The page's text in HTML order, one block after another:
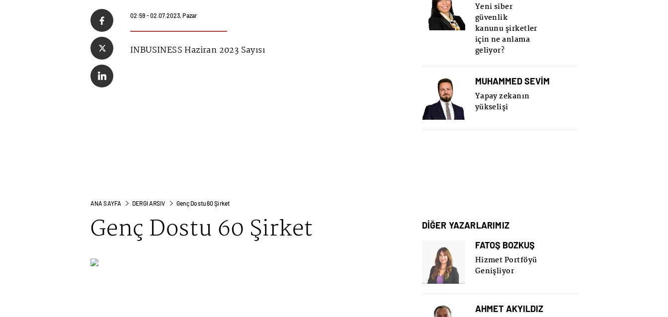
02:59 - 02.07.2023, Pazar
INBUSINESS Haziran 2023 Sayısı
Yeni siber
güvenlik
kanunu şirketler
için ne anlama
geliyor?
MUHAMMED SEVİM
Yapay zekanın
yükselişi
ANA SAYFA DERGI ARSIV Genç Dostu 60 Şirket
Genç Dostu 60 Şirket
DİĞER YAZARLARIMIZ
FATOŞ BOZKUŞ
Hizmet Portföyü
Genişliyor
AHMET AKYILDIZ